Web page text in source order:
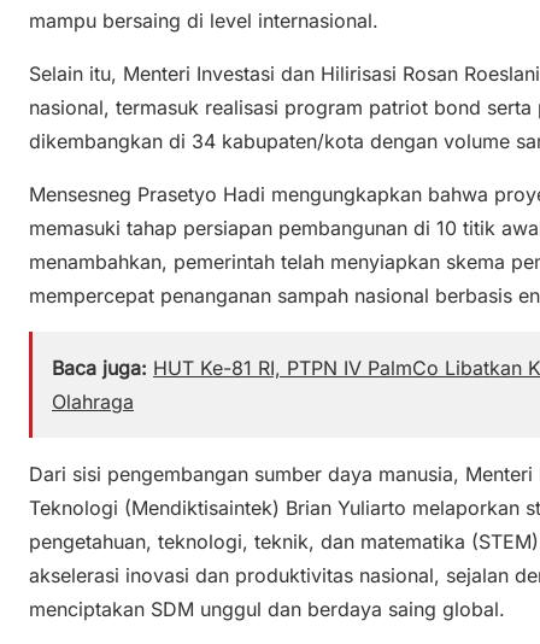
mampu bersaing di level internasional.
Selain itu, Menteri Investasi dan Hilirisasi Rosan
nasional, termasuk realisasi program patriot bond
dikembangkan di 34 kabupaten/kota dengan volume
Mensesneg Prasetyo Hadi mengungkapkan bahwa
memasuki tahap persiapan pembangunan di 10 titik
menambahkan, pemerintah telah menyiapkan skema
mempercepat penanganan sampah nasional berbasis
Baca juga: HUT Ke-81 RI, PTPN IV PalmCo Libatkan
Olahraga
Dari sisi pengembangan sumber daya manusia,
Teknologi (Mendiktisaintek) Brian Yuliarto melaporkan
pengetahuan, teknologi, teknik, dan matematika
akselerasi inovasi dan produktivitas nasional, sejalan
menciptakan SDM unggul dan berdaya saing global.